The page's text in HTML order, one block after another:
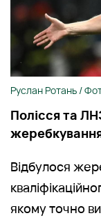
Руслан Ротань /
Полісся та
жеребкування
Відбулося
якому точно